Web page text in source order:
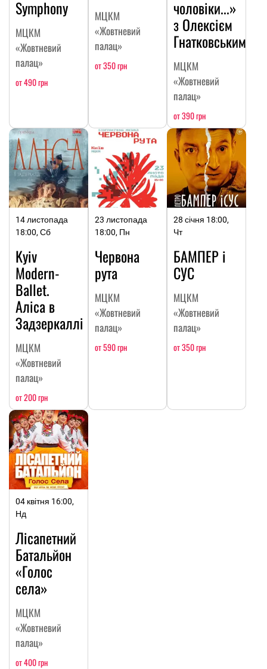
Symphony
МЦКМ
«Жовтневий
палац»
от 490 грн
МЦКМ
«Жовтневий
палац»
от 350 грн
чоловіки...»
з Олексієм
Гнатковським
МЦКМ
«Жовтневий
палац»
от 390 грн
14 листопада
18:00, Сб
Kyiv
Modern-
Ballet.
Аліса в
Задзеркаллі
МЦКМ
«Жовтневий
палац»
от 200 грн
23 листопада
18:00, Пн
Червона
рута
МЦКМ
«Жовтневий
палац»
от 590 грн
28 січня 18:00,
Чт
БАМПЕР і
СУС
МЦКМ
«Жовтневий
палац»
от 350 грн
04 квітня 16:00,
Нд
Лісапетний
Батальйон
«Голос
села»
МЦКМ
«Жовтневий
палац»
от 400 грн